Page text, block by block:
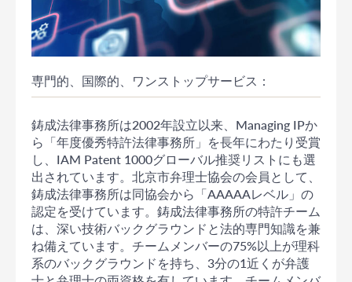
専門的、国際的、ワンストップサービス：
鋳成法律事務所は2002年設立以来、Managing IPか
ら「年度優秀特許法律事務所」を長年にわたり受賞
し、IAM Patent 1000グローバル推奨リストにも選
出されています。北京市弁理士協会の会員として、
鋳成法律事務所は同協会から「AAAAAレベル」の
認定を受けています。鋳成法律事務所の特許チーム
は、深い技術バックグラウンドと法的専門知識を兼
ね備えています。チームメンバーの75%以上が理科
系のバックグラウンドを持ち、3分の1近くが弁護